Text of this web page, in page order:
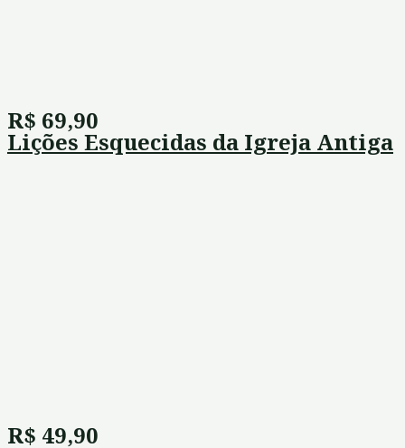
R$ 69,90
Lições Esquecidas da Igreja Antiga
R$ 49,90